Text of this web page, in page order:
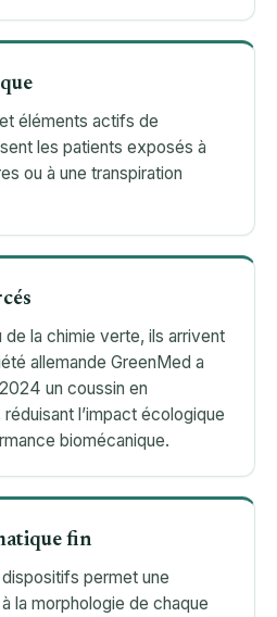
éléments actifs de
les patients exposés à
ou à une transpiration
la chimie verte, ils arrivent
allemande GreenMed a
un coussin en
l’impact écologique
biomécanique.
fin
permet une
la morphologie de chaque